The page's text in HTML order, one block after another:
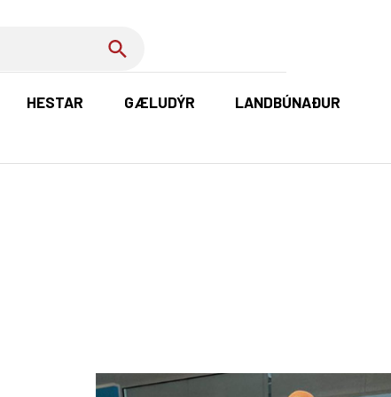
HESTAR GÆLUDÝR LANDBÚNAÐUR